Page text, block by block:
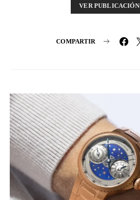
VER PUBLICACIÓN
COMPARTIR